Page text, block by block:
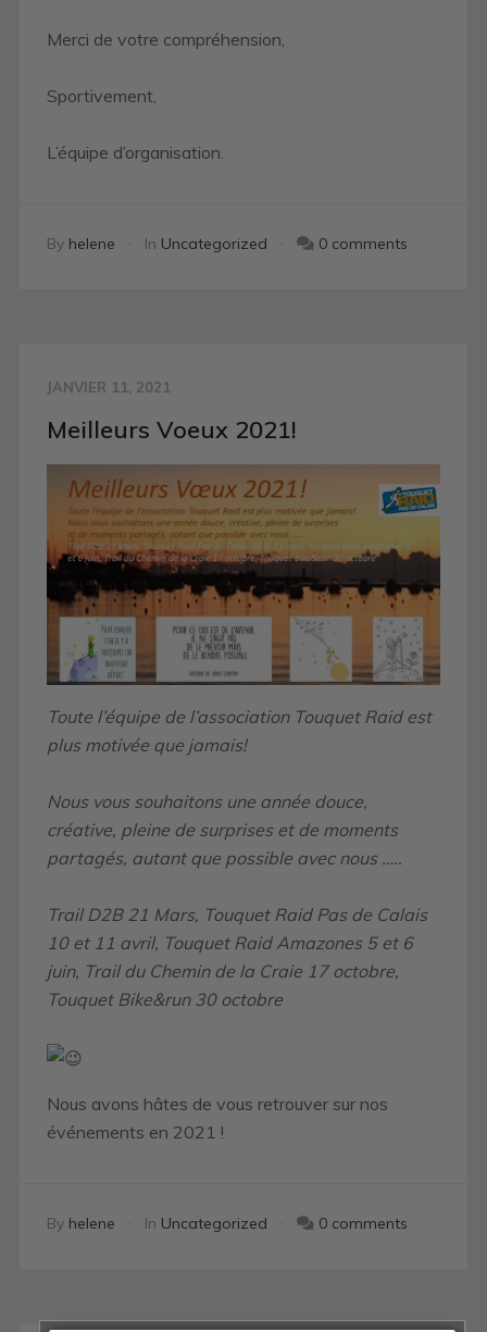
Merci de votre compréhension,
Sportivement,
L’équipe d’organisation.
By helene In Uncategorized 0 comments
JANVIER 11, 2021
Meilleurs Voeux 2021!
Toute l’équipe de l’association Touquet Raid est
plus motivée que jamais!
Nous vous souhaitons une année douce,
créative, pleine de surprises et de moments
partagés, autant que possible avec nous …..
Trail D2B 21 Mars, Touquet Raid Pas de Calais
10 et 11 avril, Touquet Raid Amazones 5 et 6
juin, Trail du Chemin de la Craie 17 octobre,
Touquet Bike&run 30 octobre
Nous avons hâtes de vous retrouver sur nos
événements en 2021 !
By helene In Uncategorized 0 comments